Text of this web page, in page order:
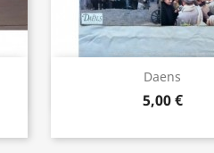
Daens
5,00 €
Aperçu rapide